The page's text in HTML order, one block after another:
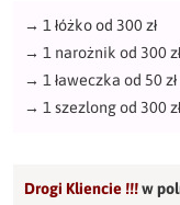
→ 1 łóżko od 300 zł
→ 1 narożnik od 300 zł
→ 1 ławeczka od 50 zł
→ 1 szezlong od 300 zł
Drogi Kliencie !!!w